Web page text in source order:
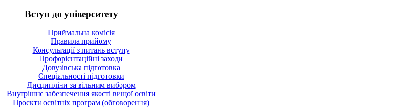
Вступ до університету
Приймальна комісія
Правила прийому
Консультації з питань вступу
Профорієнтаційні заходи
Довузівська підготовка
Спецiальностi підготовки
Дисципліни за вільним вибором
Внутрішнє забезпечення якості вищої освіти
Проєкти освітніх програм (обговорення)